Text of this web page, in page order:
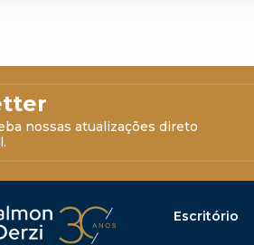
nossas atualizações direto
Escritório